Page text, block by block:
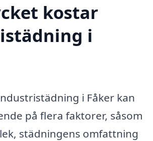
kostar
i
i Fåker kan
på flera faktorer, såsom
städningens omfattning